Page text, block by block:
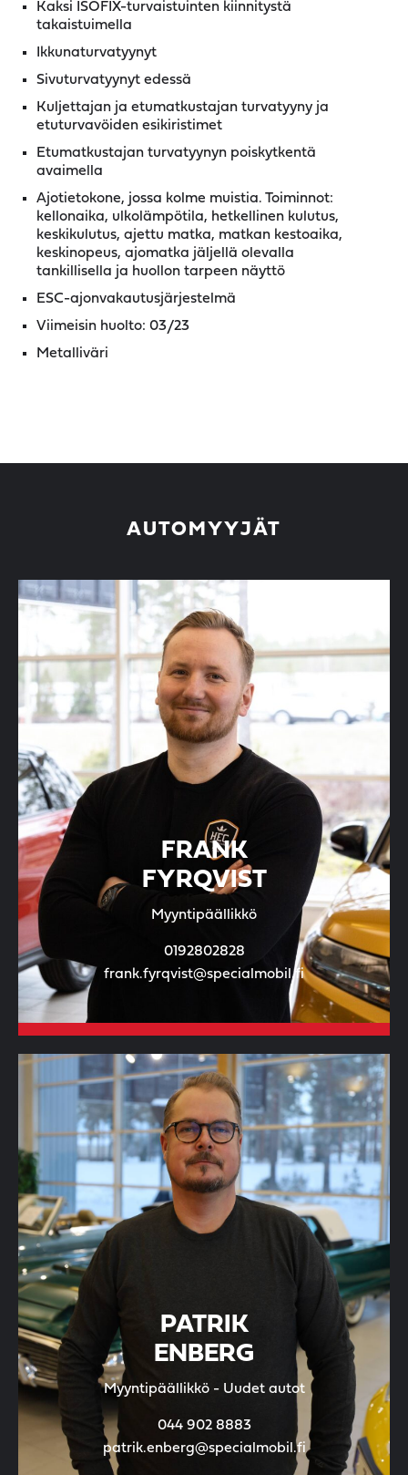
Kaksi ISOFIX-turvaistuinten kiinnitystä
takaistuimella
Ikkunaturvatyynyt
Sivuturvatyynyt edessä
Kuljettajan ja etumatkustajan turvatyyny ja
etuturvavöiden esikiristimet
Etumatkustajan turvatyynyn poiskytkentä
avaimella
Ajotietokone, jossa kolme muistia. Toiminnot:
kellonaika, ulkolämpötila, hetkellinen kulutus,
keskikulutus, ajettu matka, matkan kestoaika,
keskinopeus, ajomatka jäljellä olevalla
tankillisella ja huollon tarpeen näyttö
ESC-ajonvakautusjärjestelmä
Viimeisin huolto: 03/23
Metalliväri
AUTOMYYJÄT
FRANK
FYRQVIST
Myyntipäällikkö
0192802828
frank.fyrqvist@specialmobil.fi
PATRIK
ENBERG
Myyntipäällikkö - Uudet autot
044 902 8883
patrik.enberg@specialmobil.fi